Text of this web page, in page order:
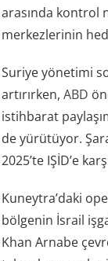
arasında kontrol
merkezlerinin
Suriye yönetimi
artırırken,ABD
istihbarat
de yürütüyor.
2025’te IŞİD’e
Kuneytra’daki
bölgenin İsrail
Khan Arnabe